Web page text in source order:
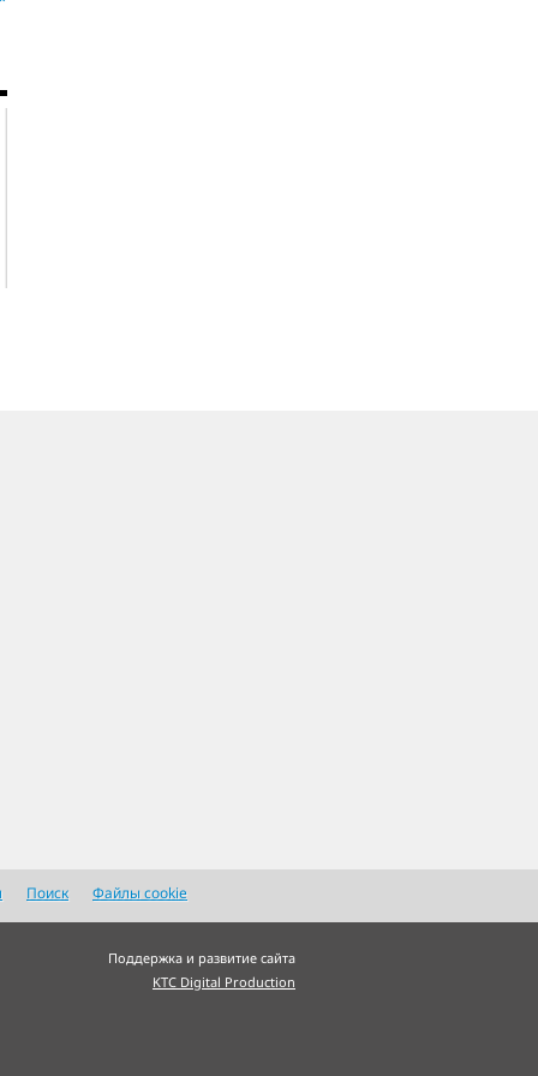
Поиск Файлы cookie
Поддержка и развитие сайта
KTC Digital Production